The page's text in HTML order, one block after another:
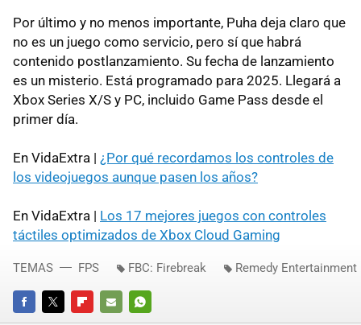
Por último y no menos importante, Puha deja claro que
no es un juego como servicio, pero sí que habrá
contenido postlanzamiento. Su fecha de lanzamiento
es un misterio. Está programado para 2025. Llegará a
Xbox Series X/S y PC, incluido Game Pass desde el
primer día.
En VidaExtra | ¿Por qué recordamos los controles de
los videojuegos aunque pasen los años?
En VidaExtra | Los 17 mejores juegos con controles
táctiles optimizados de Xbox Cloud Gaming
TEMAS FPS FBC: Firebreak Remedy Entertainment